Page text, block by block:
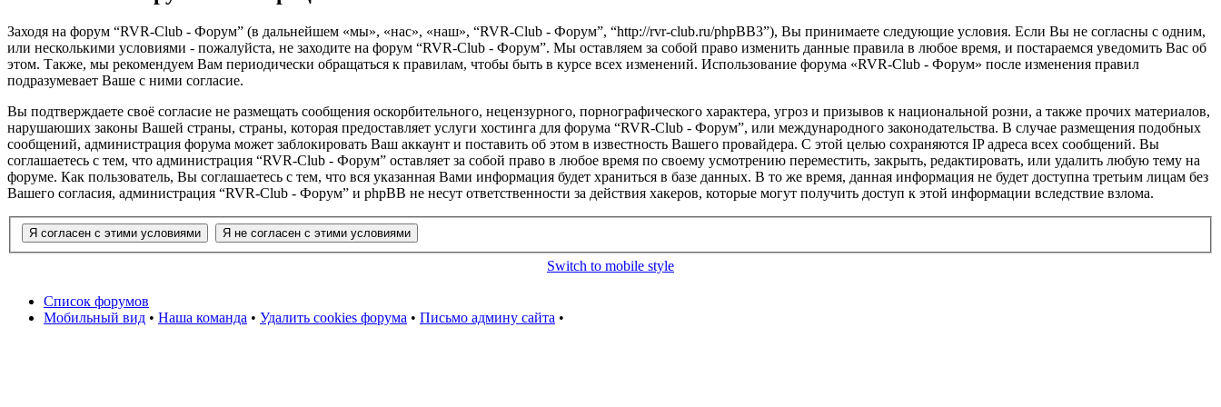
Заходя на форум “RVR-Club - Форум” (в дальнейшем «мы», «нас», «наш», “RVR-Club - Форум”, “http://rvr-club.ru/phpBB3”), Вы принимаете следующие условия. Если Вы не согласны с одним,
или несколькими условиями - пожалуйста, не заходите на форум “RVR-Club - Форум”. Мы оставляем за собой право изменить данные правила в любое время, и постараемся уведомить Вас об
этом. Также, мы рекомендуем Вам периодически обращаться к правилам, чтобы быть в курсе всех изменений. Использование форума «RVR-Club - Форум» после изменения правил
подразумевает Ваше с ними согласие.
Вы подтверждаете своё согласие не размещать сообщения оскорбительного, нецензурного, порнографического характера, угроз и призывов к национальной розни, а также прочих материалов,
нарушаюших законы Вашей страны, страны, которая предоставляет услуги хостинга для форума “RVR-Club - Форум”, или международного законодательства. В случае размещения подобных
сообщений, администрация форума может заблокировать Ваш аккаунт и поставить об этом в известность Вашего провайдера. С этой целью сохраняются IP адреса всех сообщений. Вы
соглашаетесь с тем, что администрация “RVR-Club - Форум” оставляет за собой право в любое время по своему усмотрению переместить, закрыть, редактировать, или удалить любую тему на
форуме. Как пользователь, Вы соглашаетесь с тем, что вся указанная Вами информация будет храниться в базе данных. В то же время, данная информация не будет доступна третьим лицам без
Вашего согласия, администрация “RVR-Club - Форум” и phpBB не несут ответственности за действия хакеров, которые могут получить доступ к этой информации вследствие взлома.
Switch to mobile style
Список форумов
Мобильный вид • Наша команда • Удалить cookies форума • Письмо админу сайта •